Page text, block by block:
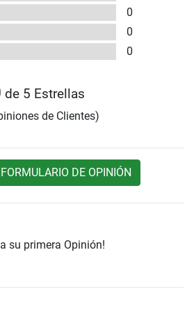
0
0
0
de 5 Estrellas
de Clientes)
DE OPINIÓN
su primera Opinión!